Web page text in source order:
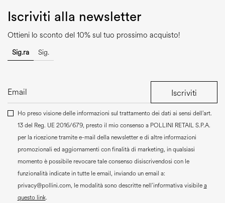
Iscriviti alla newsletter
Ottieni lo sconto del 10% sul tuo prossimo acquisto!
Sig.ra Sig.
Iscriviti
Ho preso visione delle informazioni sul trattamento dei dati ai sensi dell’art.
13 del Reg. UE 2016/679, presto il mio consenso a POLLINI RETAIL S.P.A.
per la ricezione tramite e-mail della newsletter e di altre informazioni
promozionali ed aggiornamenti con finalità di marketing, in qualsiasi
momento è possibile revocare tale consenso disiscrivendosi con le
funzionalità indicate in tutte le email, inviando un email a:
privacy@pollini.com, le modalità sono descritte nell’informativa visibilea
questo link.